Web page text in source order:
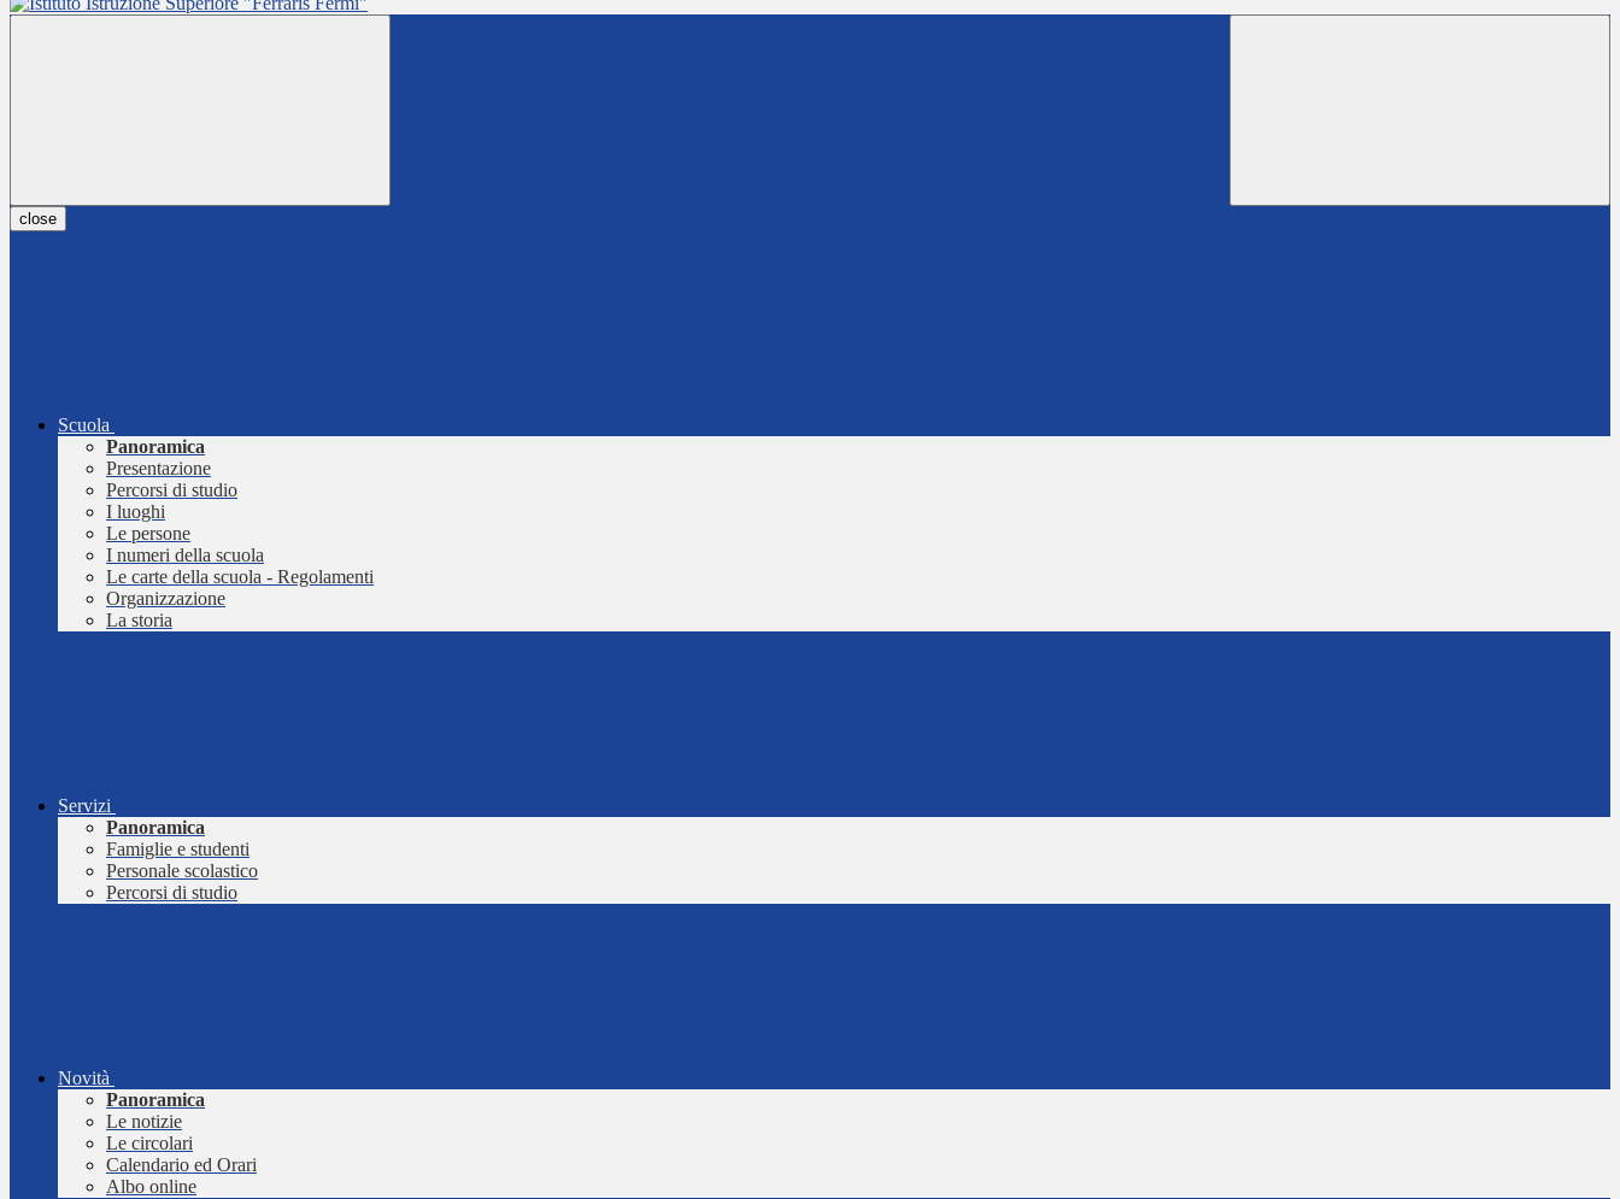
close
Scuola
Panoramica
Presentazione
Percorsi di studio
I luoghi
Le persone
I numeri della scuola
Le carte della scuola - Regolamenti
Organizzazione
La storia
Servizi
Panoramica
Famiglie e studenti
Personale scolastico
Percorsi di studio
Novità
Panoramica
Le notizie
Le circolari
Calendario ed Orari
Albo online